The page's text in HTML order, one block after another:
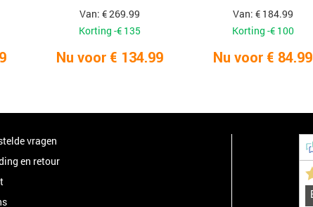
Van: € 269.99
Korting -€ 135
Nu voor € 134.99
Van: € 184.99
Korting -€ 100
Nu voor € 84.99
vragen
en retour